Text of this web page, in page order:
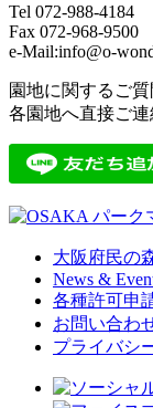
Tel 072-988-4184
Fax 072-968-9500
e-Mail:info@o-
園地に関するご質
各園地へ直接ご連
大阪府民の
News &
各種許可申
お問い合わ
プライバシ